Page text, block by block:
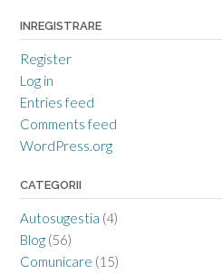
INREGISTRARE
Register
Log in
Entries feed
Comments feed
WordPress.org
CATEGORII
Autosugestia (4)
Blog (56)
Comunicare (15)